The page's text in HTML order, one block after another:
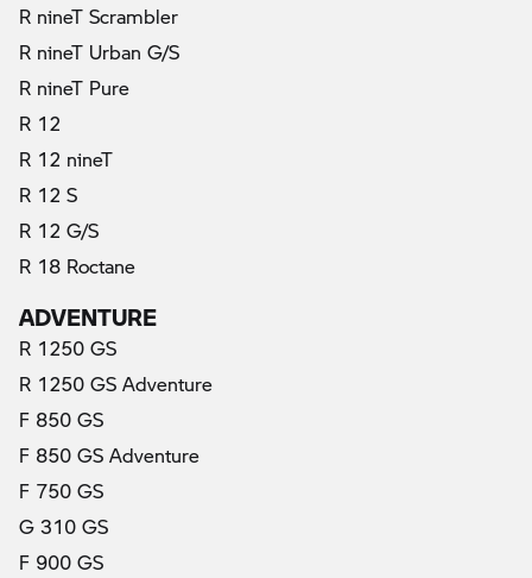
R nineT Scrambler
R nineT Urban G/S
R nineT Pure
R 12
R 12 nineT
R 12 S
R 12 G/S
R 18 Roctane
ADVENTURE
R 1250 GS
R 1250 GS Adventure
F 850 GS
F 850 GS Adventure
F 750 GS
G 310 GS
F 900 GS